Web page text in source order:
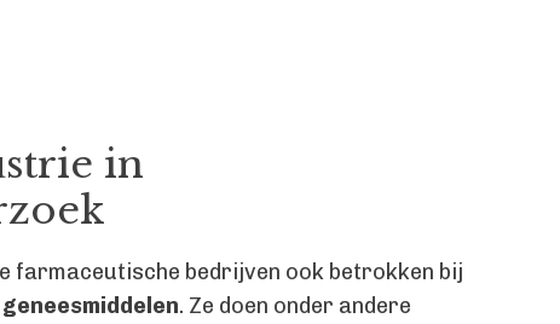
in
farmaceutische bedrijven ook betrokken bij
. Ze doen onder andere